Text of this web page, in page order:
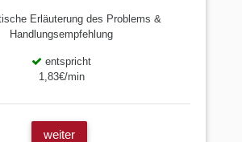
Erläuterung des Problems &
Handlungsempfehlung
entspricht
1,83€/min
weiter